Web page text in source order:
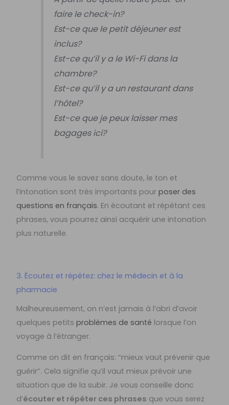
faire le check-in?
Est-ce que le petit déjeuner est
inclus?
Est-ce qu’il y a le Wi-Fi dans la
chambre?
Est-ce qu’il y a un restaurant dans
l’hôtel?
Est-ce que je peux laisser mes
bagages ici?
Comme vous le savez sans doute, le ton et
l’intonation sont très importants pourposer des
questions en français. En écoutant et répétant ces
phrases, vous pourrez ainsi acquérir une intonation
plus naturelle.
3. Écoutez et répétez: chez le médecin et à la
pharmacie
Malheureusement, on n’est jamais à l’abri d’avoir
quelques petitsproblèmes de santé lorsque l’on
voyage à l’étranger.
Comme on dit en français: “mieux vaut prévenir que
guérir”. Cela signifie qu’il vaut mieux prévoir une
situation que de la subir. Je vous conseille donc
d’écouter et répéter ces phrases que vous serez